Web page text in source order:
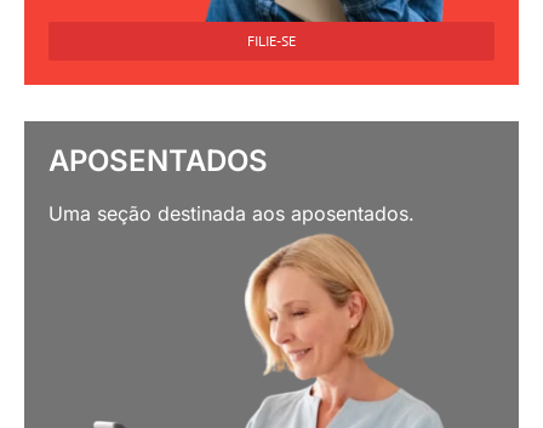
FILIE-SE
APOSENTADOS
Uma seção destinada aos aposentados.